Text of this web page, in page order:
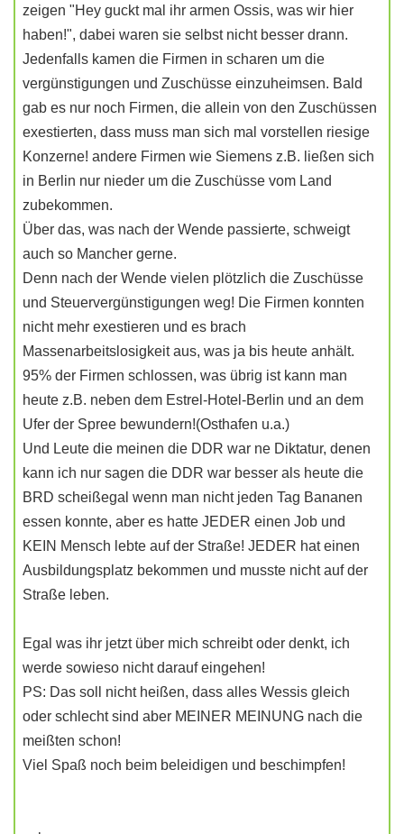
zeigen "Hey guckt mal ihr armen Ossis, was wir hier
haben!", dabei waren sie selbst nicht besser drann.
Jedenfalls kamen die Firmen in scharen um die
vergünstigungen und Zuschüsse einzuheimsen. Bald
gab es nur noch Firmen, die allein von den Zuschüssen
exestierten, dass muss man sich mal vorstellen riesige
Konzerne! andere Firmen wie Siemens z.B. ließen sich
in Berlin nur nieder um die Zuschüsse vom Land
zubekommen.
Über das, was nach der Wende passierte, schweigt
auch so Mancher gerne.
Denn nach der Wende vielen plötzlich die Zuschüsse
und Steuervergünstigungen weg! Die Firmen konnten
nicht mehr exestieren und es brach
Massenarbeitslosigkeit aus, was ja bis heute anhält.
95% der Firmen schlossen, was übrig ist kann man
heute z.B. neben dem Estrel-Hotel-Berlin und an dem
Ufer der Spree bewundern!(Osthafen u.a.)
Und Leute die meinen die DDR war ne Diktatur, denen
kann ich nur sagen die DDR war besser als heute die
BRD scheißegal wenn man nicht jeden Tag Bananen
essen konnte, aber es hatte JEDER einen Job und
KEIN Mensch lebte auf der Straße! JEDER hat einen
Ausbildungsplatz bekommen und musste nicht auf der
Straße leben.
Egal was ihr jetzt über mich schreibt oder denkt, ich
werde sowieso nicht darauf eingehen!
PS: Das soll nicht heißen, dass alles Wessis gleich
oder schlecht sind aber MEINER MEINUNG nach die
meißten schon!
Viel Spaß noch beim beleidigen und beschimpfen!